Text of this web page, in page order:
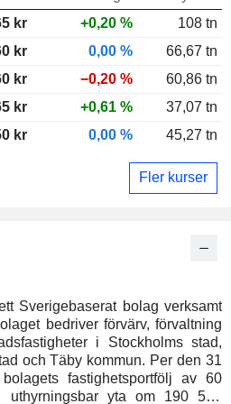
Sverigebaserat bolag verksamt
bedriver förvärv, förvaltning
i Stockholms stad,
och Täby kommun. Per den 31
fastighetsportfölj av 60
uthyrningsbar yta om 190 572
kr +0,20 %
108 tn
kr 0,00 %
66,67 tn
kr −0,20 %
60,86 tn
kr +0,61 %
37,07 tn
kr 0,00 % 45,27 tn
Fler kurser